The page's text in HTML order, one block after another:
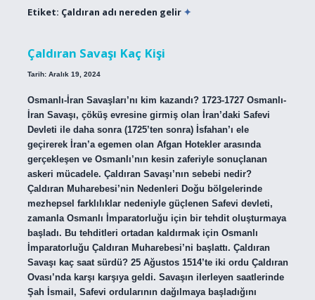
Etiket: Çaldıran adı nereden gelir
Çaldıran Savaşı Kaç Kişi
Tarih: Aralık 19, 2024
Osmanlı-İran Savaşları’nı kim kazandı? 1723-1727 Osmanlı-
İran Savaşı, çöküş evresine girmiş olan İran’daki Safevi
Devleti ile daha sonra (1725’ten sonra) İsfahan’ı ele
geçirerek İran’a egemen olan Afgan Hotekler arasında
gerçekleşen ve Osmanlı’nın kesin zaferiyle sonuçlanan
askeri mücadele. Çaldıran Savaşı’nın sebebi nedir?
Çaldıran Muharebesi’nin Nedenleri Doğu bölgelerinde
mezhepsel farklılıklar nedeniyle güçlenen Safevi devleti,
zamanla Osmanlı İmparatorluğu için bir tehdit oluşturmaya
başladı. Bu tehditleri ortadan kaldırmak için Osmanlı
İmparatorluğu Çaldıran Muharebesi’ni başlattı. Çaldıran
Savaşı kaç saat sürdü? 25 Ağustos 1514’te iki ordu Çaldıran
Ovası’nda karşı karşıya geldi. Savaşın ilerleyen saatlerinde
Şah İsmail, Safevi ordularının dağılmaya başladığını